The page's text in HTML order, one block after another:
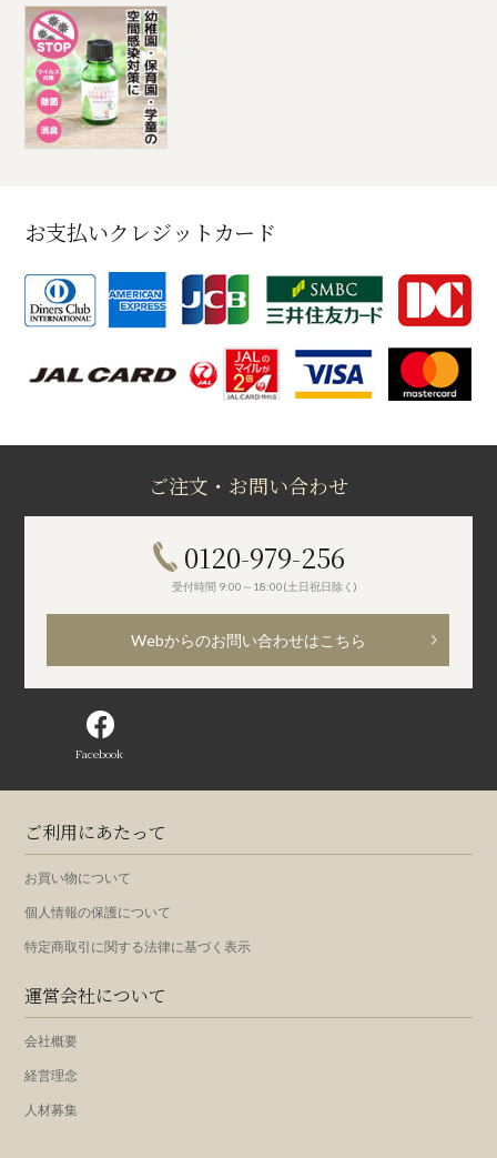
お支払いクレジットカード
ご注文・お問い合わせ
0120-979-256
受付時間 9:00～18:00(土日祝日除く)
Webからのお問い合わせはこちら
Facebook
ご利用にあたって
お買い物について
個人情報の保護について
特定商取引に関する法律に基づく表示
運営会社について
会社概要
経営理念
人材募集